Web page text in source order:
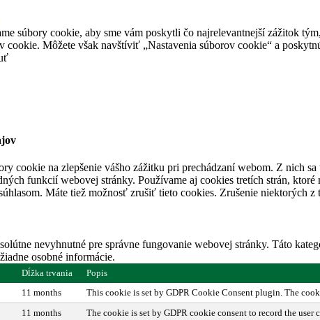
súbory cookie, aby sme vám poskytli čo najrelevantnejší zážitok
Môžete však navštíviť „Nastavenia súborov cookie“ a
cookie na zlepšenie vášho zážitku pri prechádzaní webom. Z nich
funkcií webovej stránky. Používame aj cookies tretích strán,
Máte tiež možnosť zrušiť tieto cookies. Zrušenie niektorých
nevyhnutné pre správne fungovanie webovej stránky. Táto
osobné informácie.
Dĺžka trvania
Popis
11 months
This cookie is set by GDPR Cookie Consent plugin. The
11 months The cookie is set by GDPR cookie consent to record the